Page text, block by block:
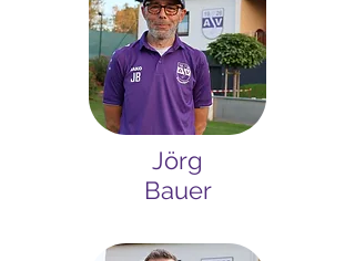
Jörg
Bauer